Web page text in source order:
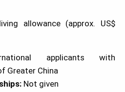
allowance (approx. US$
applicants with
Greater China
Not given